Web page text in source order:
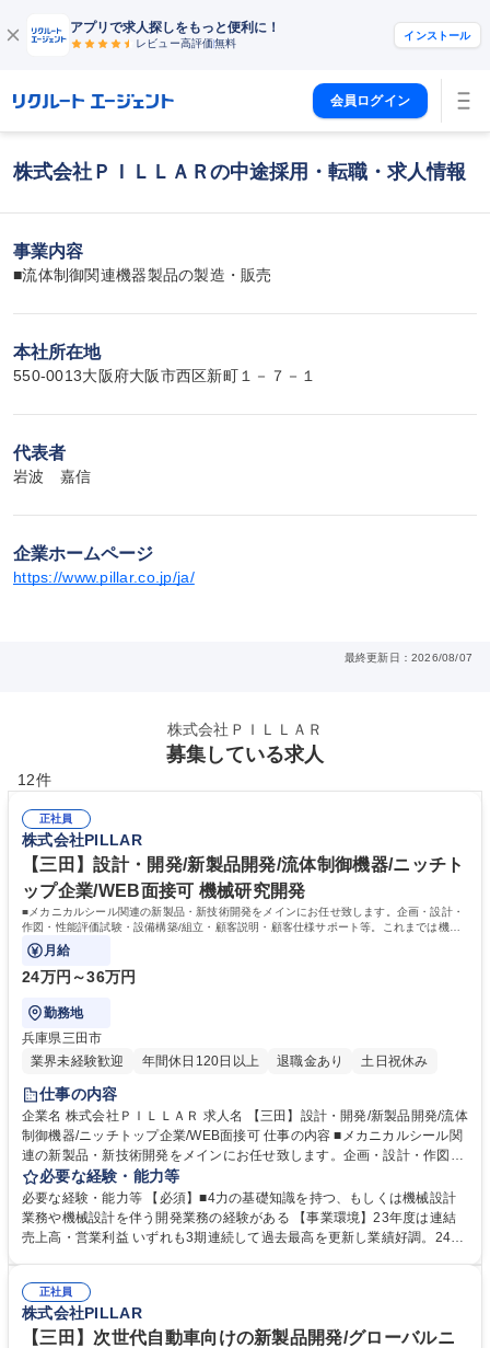
アプリで求人探しをもっと便利に！
レビュー高評価無料
インストール
会員ログイン
株式会社ＰＩＬＬＡＲの中途採用・転職・求人情報
事業内容
■流体制御関連機器製品の製造・販売
本社所在地
550-0013大阪府大阪市西区新町１－７－１
代表者
岩波　嘉信
企業ホームページ
https://www.pillar.co.jp/ja/
最終更新日：2026/08/07
株式会社ＰＩＬＬＡＲ
募集している求人
12件
正社員
株式会社PILLAR
【三田】設計・開発/新製品開発/流体制御機器/ニッチト
ップ企業/WEB面接可 機械研究開発
■メカニカルシール関連の新製品・新技術開発をメインにお任せ致します。企画・設計・
作図・性能評価試験・設備構築/組立・顧客説明・顧客仕様サポート等。これまでは機械
的な設計開発をしていたものの、
月給
24万円～36万円
勤務地
兵庫県三田市
業界未経験歓迎
年間休日120日以上 退職金あり 土日祝休み
仕事の内容
企業名 株式会社ＰＩＬＬＡＲ 求人名 【三田】設計・開発/新製品開発/流体
制御機器/ニッチトップ企業/WEB面接可 仕事の内容 ■メカニカルシール関
連の新製品・新技術開発をメインにお任せ致します。企画・設計・作図・
性能評価試験・設備構築/組立・顧客説明・顧客仕様サポート等。これまで
は機械的な設計開発をしていたものの、 材料技術や数値解析を用いたアプ
ローチが必要になってきています。また、モノだけではなく、ソリューシ
ョン提供に向けたオプションやサービス開発のためにデータサイエンスや
ます。出張は顧客や協力企業などとの仕様打合せや新製品PRなどがあ
り、平均2ヵ月に1回ほどです。 募集職種 【三田】設計・開発/新製品開発/
流体制御機器/ニッチトップ企業/WEB面接可
必要な経験・能力等
必要な経験・能力等 【必須】■4力の基礎知識を持つ、もしくは機械設計
業務や機械設計を伴う開発業務の経験がある 【事業環境】23年度は連結
売上高・営業利益 いずれも3期連続して過去最高を更新し業績好調。24年
シェアの獲得を目指します。 学歴・資格 学歴：大学院 大学 高専 語学力：
資格：
正社員
株式会社PILLAR
【三田】次世代自動車向けの新製品開発/グローバルニ